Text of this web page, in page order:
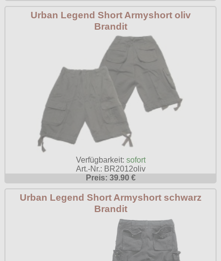
Urban Legend Short Armyshort oliv
Brandit
Verfügbarkeit: sofort
Art.-Nr.: BR2012oliv
Preis: 39.90 €
Urban Legend Short Armyshort schwarz
Brandit